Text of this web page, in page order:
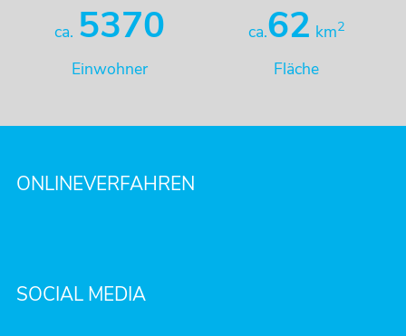
ca. 5370
Einwohner
ca.62 km2
Fläche
ONLINEVERFAHREN
SOCIAL MEDIA